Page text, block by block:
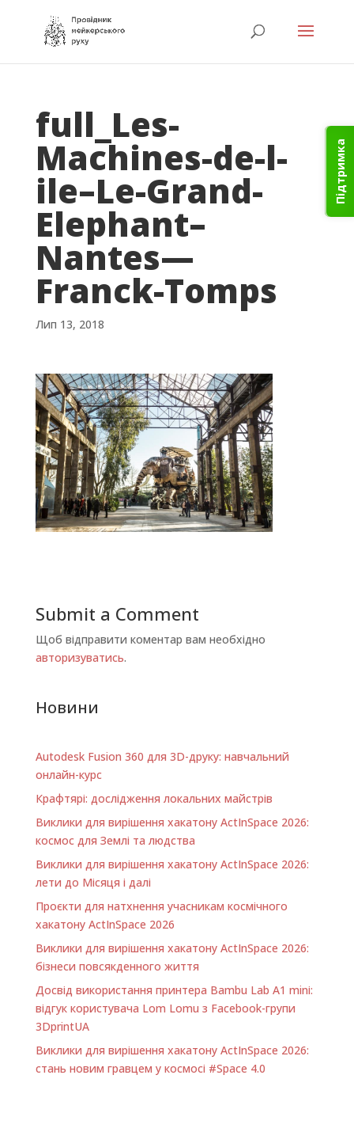
Підтримка
full_Les-
Machines-de-l-
ile–Le-Grand-
Elephant–
Nantes—
Franck-Tomps
Лип 13, 2018
Submit a Comment
Щоб відправити коментар вам необхідно
авторизуватись.
Новини
Autodesk Fusion 360 для 3D-друку: навчальний
онлайн-курс
Крафтярі: дослідження локальних майстрів
Виклики для вирішення хакатону ActInSpace 2026:
космос для Землі та людства
Виклики для вирішення хакатону ActInSpace 2026:
лети до Місяця і далі
Проєкти для натхнення учасникам космічного
хакатону ActInSpace 2026
Виклики для вирішення хакатону ActInSpace 2026:
бізнеси повсякденного життя
Досвід використання принтера Bambu Lab A1 minі:
відгук користувача Lom Lomu з Facebook-групи
3DprintUA
Виклики для вирішення хакатону ActInSpace 2026:
стань новим гравцем у космосі #Space 4.0